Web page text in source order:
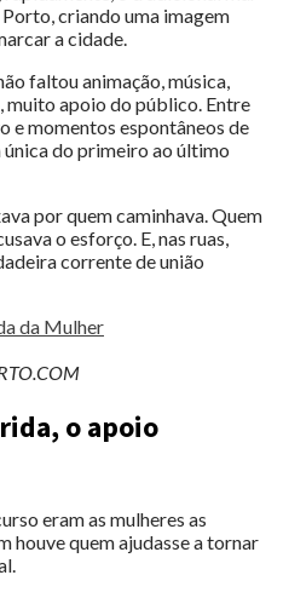
criando uma imagem
a cidade.
faltou animação, música,
muito apoio do público. Entre
e momentos espontâneos de
do primeiro ao último
por quem caminhava. Quem
o esforço. E, nas ruas,
corrente de união
o apoio
eram as mulheres as
houve quem ajudasse a tornar